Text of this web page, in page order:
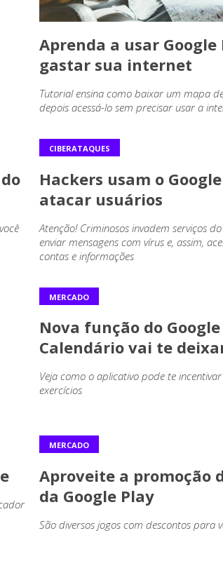
Aprenda a usar Google
gastar sua internet
Tutorial ensina como baixar um mapa
depois acessá-lo sem precisar usar a
CIBERATAQUES
Hackers usam o
atacar usuários
Atenção! Criminosos invadem serviços
enviar mensagens com vírus e, assim,
contas e informações
MERCADO
Nova função do Google
Calendário vai te
Veja como o aplicativo pode te
exercícios
MERCADO
Aproveite a promoção
da Google Play
São diversos jogos com descontos para